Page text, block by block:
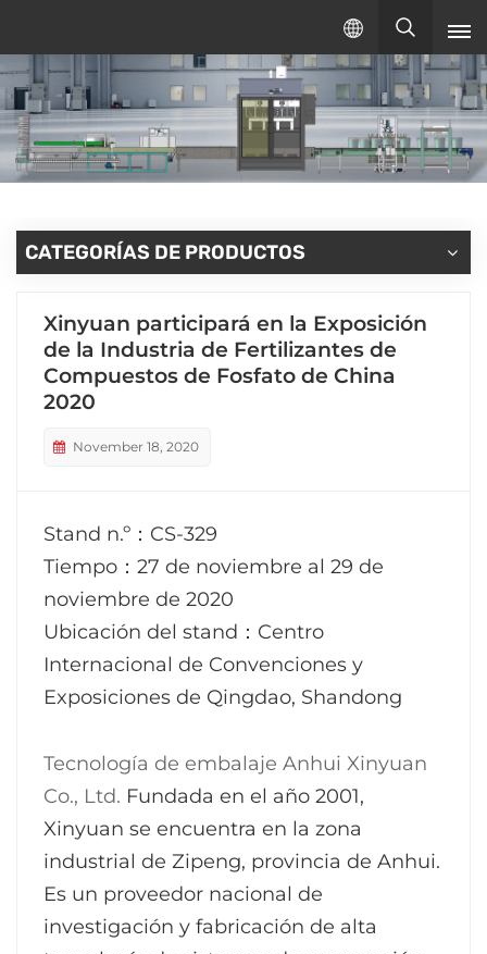
Español
español
English
русский
CATEGORÍAS DE PRODUCTOS
Xinyuan participará en la Exposición
de la Industria de Fertilizantes de
Compuestos de Fosfato de China
2020
November 18, 2020
Stand n.º ： CS-329
Tiempo ： 27 de noviembre al 29 de
noviembre de 2020
Ubicación del stand ： Centro
Internacional de Convenciones y
Exposiciones de Qingdao, Shandong
Tecnología de embalaje Anhui Xinyuan
Co., Ltd. Fundada en el año 2001,
Xinyuan se encuentra en la zona
industrial de Zipeng, provincia de Anhui.
Es un proveedor nacional de
investigación y fabricación de alta